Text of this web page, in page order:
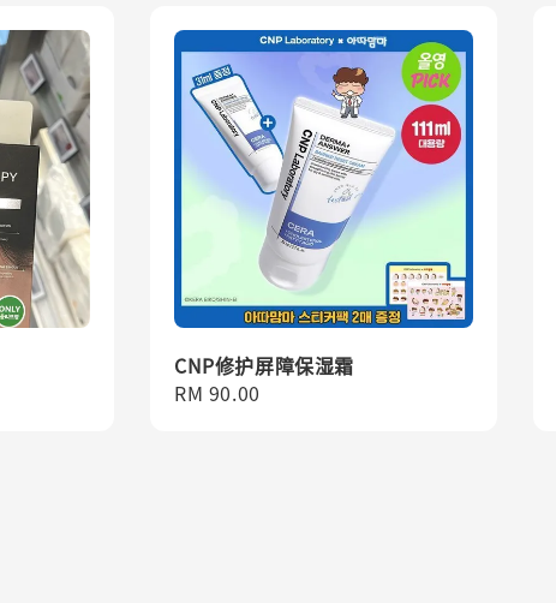
CNP修护屏障保湿霜
Regular
RM 90.00